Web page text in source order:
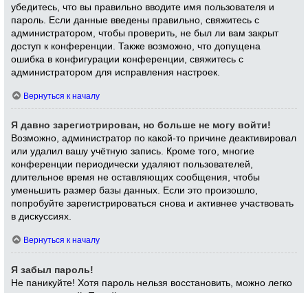
убедитесь, что вы правильно вводите имя пользователя и
пароль. Если данные введены правильно, свяжитесь с
администратором, чтобы проверить, не был ли вам закрыт
доступ к конференции. Также возможно, что допущена
ошибка в конфигурации конференции, свяжитесь с
администратором для исправления настроек.
Вернуться к началу
Я давно зарегистрирован, но больше не могу войти!
Возможно, администратор по какой-то причине деактивировал
или удалил вашу учётную запись. Кроме того, многие
конференции периодически удаляют пользователей,
длительное время не оставляющих сообщения, чтобы
уменьшить размер базы данных. Если это произошло,
попробуйте зарегистрироваться снова и активнее участвовать
в дискуссиях.
Вернуться к началу
Я забыл пароль!
Не паникуйте! Хотя пароль нельзя восстановить, можно легко